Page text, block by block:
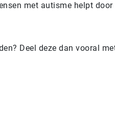
met autisme helpt
Deel deze dan vooral